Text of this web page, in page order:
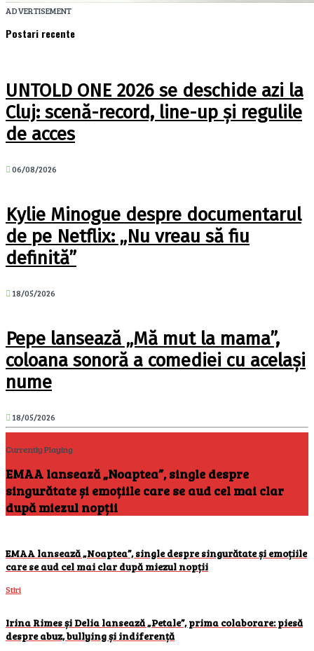
ADVERTISEMENT
Postari recente
UNTOLD ONE 2026 se deschide azi la
Cluj: scenă-record, line-up și regulile
de acces
06/08/2026
Kylie Minogue despre documentarul
de pe Netflix: „Nu vreau să fiu
definită”
18/05/2026
Pepe lansează „Mă mut la mama”,
coloana sonoră a comediei cu același
nume
18/05/2026
Currently Playing
EMAA lansează „Noaptea”, single despre
singurătate și emoțiile care se aud cel mai clar
după miezul nopții
EMAA lansează „Noaptea”, single despre singurătate și emoțiile
care se aud cel mai clar după miezul nopții
Stiri
Irina Rimes și Delia lansează „Petale”, prima colaborare: piesă
despre abuz, bullying și indiferență